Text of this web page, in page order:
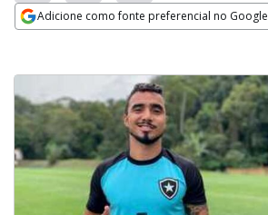
Adicione como fonte preferencial no Google